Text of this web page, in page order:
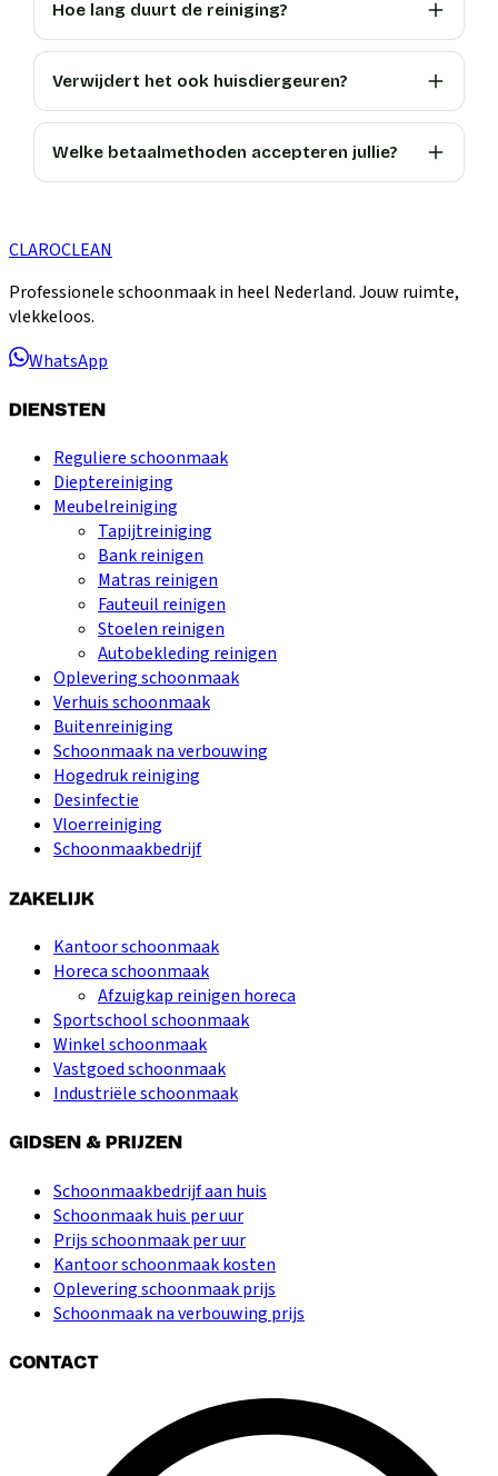
Hoe lang duurt de reiniging?
Verwijdert het ook huisdiergeuren?
Welke betaalmethoden accepteren jullie?
CLAROCLEAN
Professionele schoonmaak in heel Nederland. Jouw ruimte,
vlekkeloos.
WhatsApp
DIENSTEN
Reguliere schoonmaak
Dieptereiniging
Meubelreiniging
Tapijtreiniging
Bank reinigen
Matras reinigen
Fauteuil reinigen
Stoelen reinigen
Autobekleding reinigen
Oplevering schoonmaak
Verhuis schoonmaak
Buitenreiniging
Schoonmaak na verbouwing
Hogedruk reiniging
Desinfectie
Vloerreiniging
Schoonmaakbedrijf
ZAKELIJK
Kantoor schoonmaak
Horeca schoonmaak
Afzuigkap reinigen horeca
Sportschool schoonmaak
Winkel schoonmaak
Vastgoed schoonmaak
Industriële schoonmaak
GIDSEN & PRIJZEN
Schoonmaakbedrijf aan huis
Schoonmaak huis per uur
Prijs schoonmaak per uur
Kantoor schoonmaak kosten
Oplevering schoonmaak prijs
Schoonmaak na verbouwing prijs
CONTACT